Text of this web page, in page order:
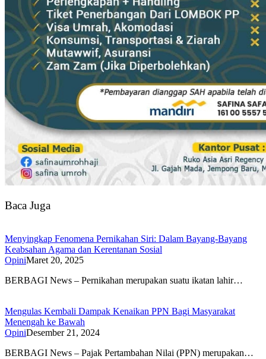
Baca Juga
Menyingkap Fenomena Pernikahan Siri: Dalam Bayang-Bayang
Keabsahan Agama dan Kerentanan Sosial
OpiniMaret 20, 2025
BERBAGI News – Pernikahan merupakan suatu ikatan lahir…
Mengulas Kembali Dampak Kenaikan PPN Bagi Masyarakat
Menengah ke Bawah
OpiniDesember 21, 2024
BERBAGI News – Pajak Pertambahan Nilai (PPN) merupakan…